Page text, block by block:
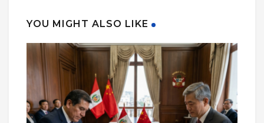
YOU MIGHT ALSO LIKE